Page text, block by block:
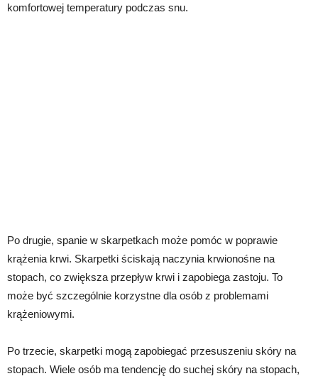
komfortowej temperatury podczas snu.
Po drugie, spanie w skarpetkach może pomóc w poprawie
krążenia krwi. Skarpetki ściskają naczynia krwionośne na
stopach, co zwiększa przepływ krwi i zapobiega zastoju. To
może być szczególnie korzystne dla osób z problemami
krążeniowymi.
Po trzecie, skarpetki mogą zapobiegać przesuszeniu skóry na
stopach. Wiele osób ma tendencję do suchej skóry na stopach,